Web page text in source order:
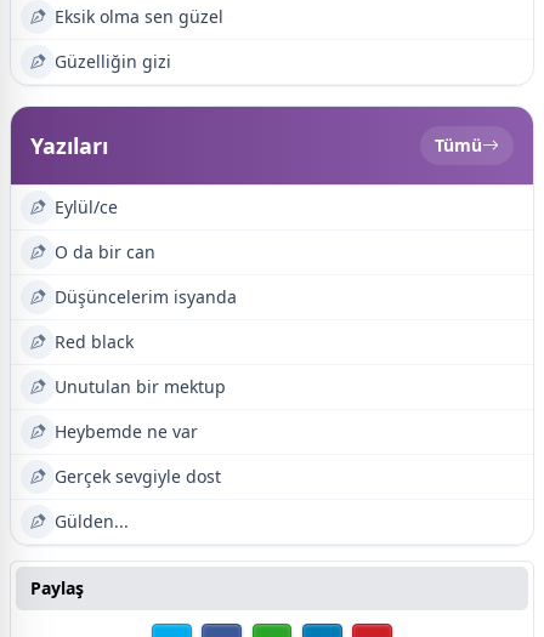
Eksik olma sen güzel
Güzelliğin gizi
Yazıları Tümü
Eylül/ce
O da bir can
Düşüncelerim isyanda
Red black
Unutulan bir mektup
Heybemde ne var
Gerçek sevgiyle dost
Gülden...
Paylaş